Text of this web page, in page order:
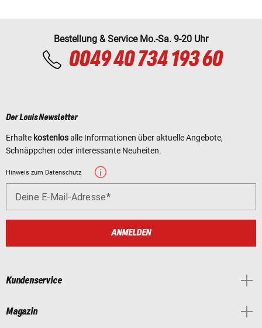
Bestellung & Service Mo.-Sa. 9-20 Uhr
0049 40 734 193 60
Der Louis Newsletter
Erhalte kostenlosalle Informationen über aktuelle Angebote,
Schnäppchen oder interessante Neuheiten.
Hinweis zum Datenschutz
Deine E-Mail-Adresse
ANMELDEN
Kundenservice
Magazin